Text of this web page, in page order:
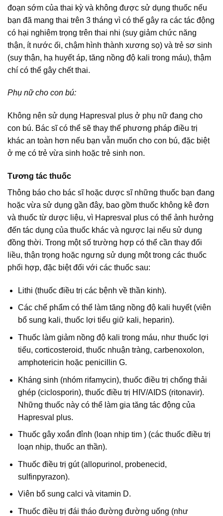
đoạn sớm của thai kỳ và không được sử dụng thuốc nếu
bạn đã mang thai trên 3 tháng vì có thế gây ra các tác động
có hại nghiêm trọng trên thai nhi (suy giảm chức năng
thận, ít nước ối, chậm hình thành xương sọ) và trẻ sơ sinh
(suy thận, hạ huyết áp, tăng nồng độ kali trong máu), thậm
chí có thể gây chết thai.
Phụ nữ cho con bú:
Không nên sử dụng Hapresval plus ở phụ nữ đang cho
con bú. Bác sĩ có thể sẽ thay thế phương pháp điều trị
khác an toàn hơn nếu bạn vẫn muốn cho con bú, đặc biệt
ở mẹ có trẻ vừa sinh hoặc trẻ sinh non.
Tương tác thuốc
Thông báo cho bác sĩ hoặc dược sĩ những thuốc bạn đang
hoặc vừa sử dụng gần đây, bao gồm thuốc không kê đơn
và thuốc từ dược liệu, vì Hapresval plus có thể ảnh hưởng
đến tác dụng của thuốc khác và ngược lại nếu sử dụng
đồng thời. Trong một số trường hợp có thể cần thay đổi
liều, thận trọng hoặc ngưng sử dụng một trong các thuốc
phối hợp, đặc biệt đối với các thuốc sau:
Lithi (thuốc điều trị các bệnh về thần kinh).
Các chế phẩm có thể làm tăng nồng độ kali huyết (viên
bổ sung kali, thuốc lợi tiểu giữ kali, heparin).
Thuốc làm giảm nồng độ kali trong máu, như thuốc lợi
tiểu, corticosteroid, thuốc nhuận tràng, carbenoxolon,
amphotericin hoặc penicillin G.
Kháng sinh (nhóm rifamycin), thuốc điều trị chống thải
ghép (ciclosporin), thuốc điều trị HIV/AIDS (ritonavir).
Những thuốc này có thể làm gia tăng tác động của
Hapresval plus.
Thuốc gây xoắn đỉnh (loạn nhịp tim ) (các thuốc điều trị
loạn nhịp, thuốc an thần).
Thuốc điều trị gút (allopurinol, probenecid,
sulfinpyrazon).
Viên bổ sung calci và vitamin D.
Thuốc điều trị đái tháo đường đường uống (như